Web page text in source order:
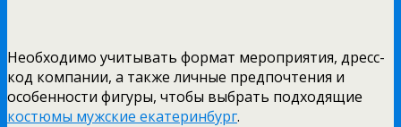
Необходимо учитывать формат мероприятия, дресс-
код компании, а также личные предпочтения и
особенности фигуры, чтобы выбрать подходящие
костюмы мужские екатеринбург.